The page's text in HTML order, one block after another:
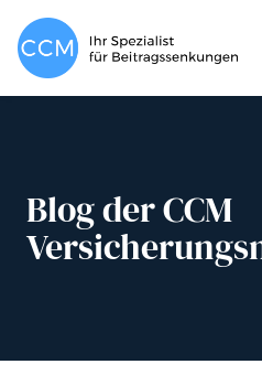
Blog der CCM